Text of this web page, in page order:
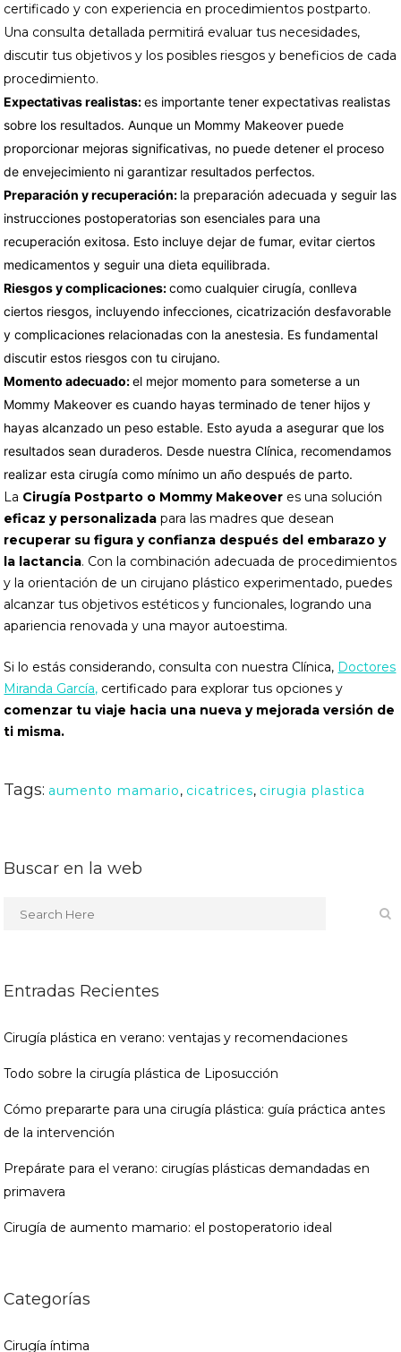
certificado y con experiencia en procedimientos postparto.
Una consulta detallada permitirá evaluar tus necesidades,
discutir tus objetivos y los posibles riesgos y beneficios de cada
procedimiento.
Expectativas realistas:es importante tener expectativas realistas
sobre los resultados. Aunque un Mommy Makeover puede
proporcionar mejoras significativas, no puede detener el proceso
de envejecimiento ni garantizar resultados perfectos.
Preparación y recuperación: la preparación adecuada y seguir las
instrucciones postoperatorias son esenciales para una
recuperación exitosa. Esto incluye dejar de fumar, evitar ciertos
medicamentos y seguir una dieta equilibrada.
Riesgos y complicaciones:como cualquier cirugía, conlleva
ciertos riesgos, incluyendo infecciones, cicatrización desfavorable
y complicaciones relacionadas con la anestesia. Es fundamental
discutir estos riesgos con tu cirujano.
Momento adecuado:el mejor momento para someterse a un
Mommy Makeover es cuando hayas terminado de tener hijos y
hayas alcanzado un peso estable. Esto ayuda a asegurar que los
resultados sean duraderos. Desde nuestra Clínica, recomendamos
realizar esta cirugía como mínimo un año después de parto.
La Cirugía Postparto o Mommy Makeover es una solución
eficaz y personalizada para las madres que desean
recuperar su figura y confianza después del embarazo y
la lactancia. Con la combinación adecuada de procedimientos
y la orientación de un cirujano plástico experimentado, puedes
alcanzar tus objetivos estéticos y funcionales, logrando una
apariencia renovada y una mayor autoestima.
Si lo estás considerando, consulta con nuestra Clínica, Doctores
Miranda García, certificado para explorar tus opciones y
comenzar tu viaje hacia una nueva y mejorada versión de
ti misma.
Tags: aumento mamario, cicatrices, cirugia plastica
Buscar en la web
Entradas Recientes
Cirugía plástica en verano: ventajas y recomendaciones
Todo sobre la cirugía plástica de Liposucción
Cómo prepararte para una cirugía plástica: guía práctica antes
de la intervención
Prepárate para el verano: cirugías plásticas demandadas en
primavera
Cirugía de aumento mamario: el postoperatorio ideal
Categorías
Cirugía íntima